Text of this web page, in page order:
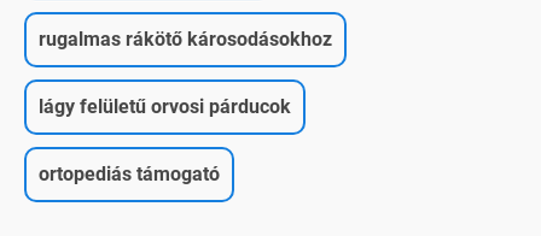
rugalmas rákötő károsodásokhoz
lágy felületű orvosi párducok
ortopediás támogató